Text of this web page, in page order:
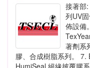
接著部
列UV
佈設備
著劑系
膠、合成樹脂系列。 7.
HumiSeal 絕緣披覆膠